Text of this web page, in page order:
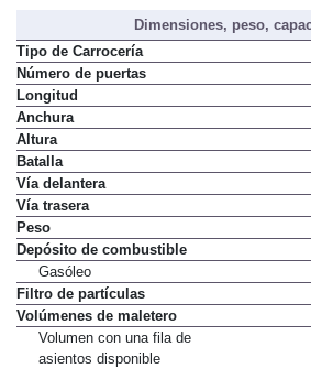
Dimensiones, peso,
Tipo de Carrocería
Número de puertas
Longitud
Anchura
Altura
Batalla
Vía delantera
Vía trasera
Peso
Depósito de combustible
Gasóleo
Filtro de partículas
Volúmenes de maletero
Volumen con una fila de
asientos disponible